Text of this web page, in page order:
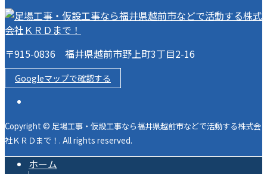
〒915-0836 福井県越前市野上町3丁目2-16
Googleマップで確認する
Copyright © 足場工事・仮設工事なら福井県越前市などで活動する株式会
社ＫＲＤまで！. All rights reserved.
ホーム